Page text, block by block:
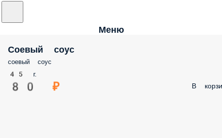
Меню
Соевый соус
соевый соус
45 г.
80 ₽ В